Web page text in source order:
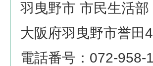
羽曳野市 市民生活
大阪府羽曳野市誉田
電話番号：072-958-